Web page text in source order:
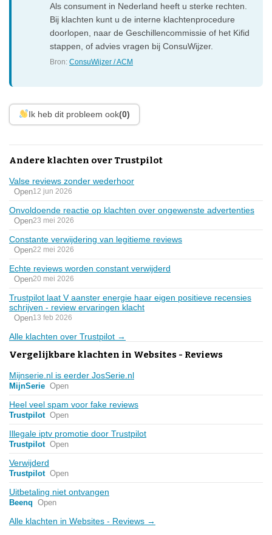
Als consument in Nederland heeft u sterke rechten.
Bij klachten kunt u de interne klachtenprocedure
doorlopen, naar de Geschillencommissie of het Kifid
stappen, of advies vragen bij ConsuWijzer.
Bron:ConsuWijzer / ACM
Ik heb dit probleem ook(0)
Andere klachten over Trustpilot
Valse reviews zonder wederhoor
Open12 jun 2026
Onvoldoende reactie op klachten over ongewenste advertenties
Open23 mei 2026
Constante verwijdering van legitieme reviews
Open22 mei 2026
Echte reviews worden constant verwijderd
Open20 mei 2026
Trustpilot laat V aanster energie haar eigen positieve recensies
schrijven - review ervaringen klacht
Open13 feb 2026
Alle klachten over Trustpilot →
Vergelijkbare klachten in Websites - Reviews
Mijnserie.nl is eerder JosSerie.nl
MijnSerie Open
Heel veel spam voor fake reviews
Trustpilot Open
Illegale iptv promotie door Trustpilot
Trustpilot Open
Verwijderd
Trustpilot Open
Uitbetaling niet ontvangen
Beenq Open
Alle klachten in Websites - Reviews →